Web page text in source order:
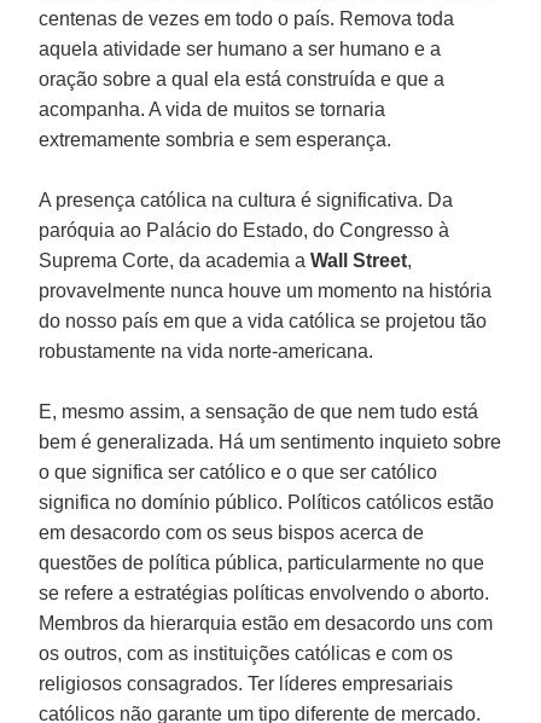
centenas de vezes em todo o país. Remova toda
aquela atividade ser humano a ser humano e a
oração sobre a qual ela está construída e que a
acompanha. A vida de muitos se tornaria
extremamente sombria e sem esperança.
A presença católica na cultura é significativa. Da
paróquia ao Palácio do Estado, do Congresso à
Suprema Corte, da academia aWall Street,
provavelmente nunca houve um momento na história
do nosso país em que a vida católica se projetou tão
robustamente na vida norte-americana.
E, mesmo assim, a sensação de que nem tudo está
bem é generalizada. Há um sentimento inquieto sobre
o que significa ser católico e o que ser católico
significa no domínio público. Políticos católicos estão
em desacordo com os seus bispos acerca de
questões de política pública, particularmente no que
se refere a estratégias políticas envolvendo o aborto.
Membros da hierarquia estão em desacordo uns com
os outros, com as instituições católicas e com os
religiosos consagrados. Ter líderes empresariais
católicos não garante um tipo diferente de mercado.